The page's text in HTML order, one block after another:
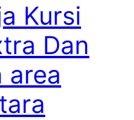
Kursi
Dan
area